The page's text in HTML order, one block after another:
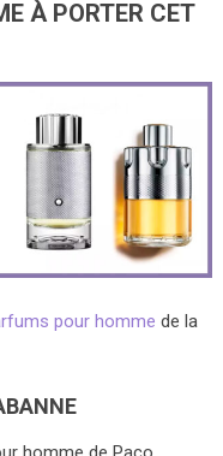
À PORTER CET
pour homme de la